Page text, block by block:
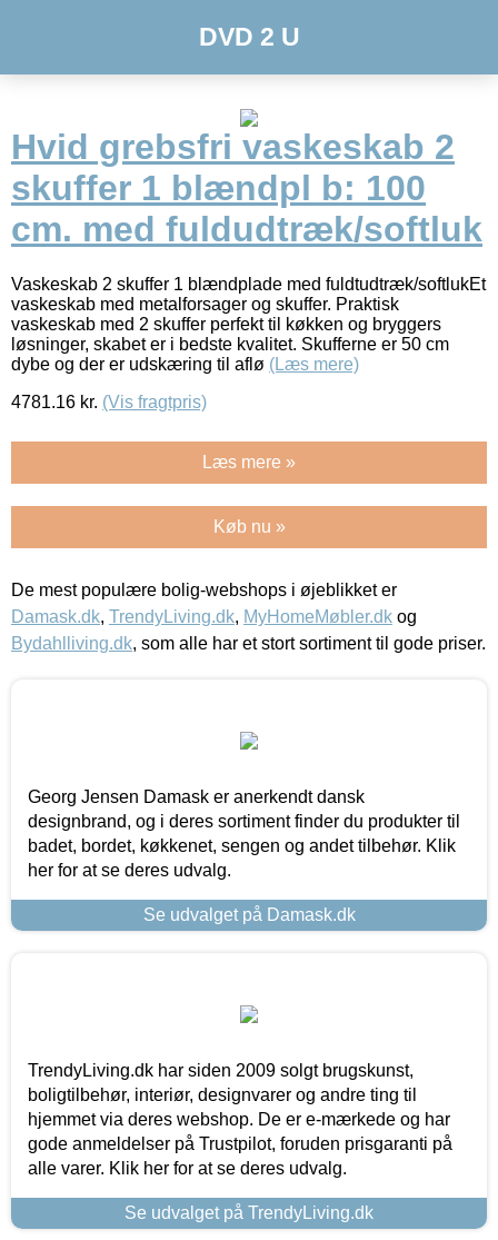
DVD 2 U
Hvid grebsfri vaskeskab 2
skuffer 1 blændpl b: 100
cm. med fuldudtræk/softluk
Vaskeskab 2 skuffer 1 blændplade med fuldtudtræk/softlukEt
vaskeskab med metalforsager og skuffer. Praktisk
vaskeskab med 2 skuffer perfekt til køkken og bryggers
løsninger, skabet er i bedste kvalitet. Skufferne er 50 cm
dybe og der er udskæring til aflø (Læs mere)
4781.16 kr. (Vis fragtpris)
Læs mere »
Køb nu »
De mest populære bolig-webshops i øjeblikket er
Damask.dk, TrendyLiving.dk, MyHomeMøbler.dk og
Bydahlliving.dk, som alle har et stort sortiment til gode priser.
Georg Jensen Damask er anerkendt dansk
designbrand, og i deres sortiment finder du produkter til
badet, bordet, køkkenet, sengen og andet tilbehør. Klik
her for at se deres udvalg.
Se udvalget på Damask.dk
TrendyLiving.dk har siden 2009 solgt brugskunst,
boligtilbehør, interiør, designvarer og andre ting til
hjemmet via deres webshop. De er e-mærkede og har
gode anmeldelser på Trustpilot, foruden prisgaranti på
alle varer. Klik her for at se deres udvalg.
Se udvalget på TrendyLiving.dk